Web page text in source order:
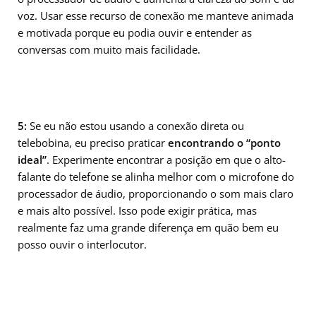
voz. Usar esse recurso de conexão me manteve animada
e motivada porque eu podia ouvir e entender as
conversas com muito mais facilidade.
5: Se eu não estou usando a conexão direta ou
telebobina, eu preciso praticar encontrando o “ponto
ideal”. Experimente encontrar a posição em que o alto-
falante do telefone se alinha melhor com o microfone do
processador de áudio, proporcionando o som mais claro
e mais alto possível. Isso pode exigir prática, mas
realmente faz uma grande diferença em quão bem eu
posso ouvir o interlocutor.